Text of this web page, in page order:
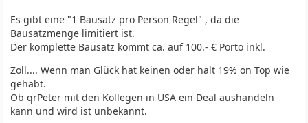
Es gibt eine "1 Bausatz pro Person Regel" , da die
Bausatzmenge limitiert ist.
Der komplette Bausatz kommt ca. auf 100.- € Porto inkl.
Zoll.... Wenn man Glück hat keinen oder halt 19% on Top wie
gehabt.
Ob qrPeter mit den Kollegen in USA ein Deal aushandeln
kann und wird ist unbekannt.